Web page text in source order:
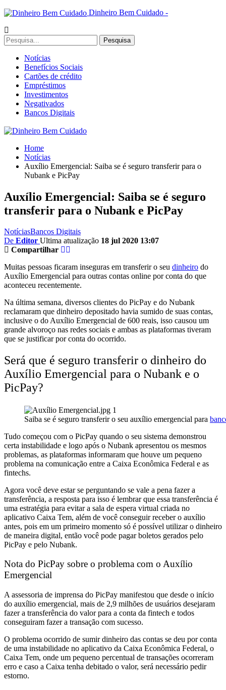
Dinheiro Bem Cuidado -
Notícias
Benefícios Sociais
Cartões de crédito
Empréstimos
Investimentos
Negativados
Bancos Digitais
Home
Notícias
Auxílio Emergencial: Saiba se é seguro transferir para o
Nubank e PicPay
Auxílio Emergencial: Saiba se é seguro
transferir para o Nubank e PicPay
NotíciasBancos Digitais
De Editor Ultima atualização 18 jul 2020 13:07
Compartilhar
Muitas pessoas ficaram inseguras em transferir o seu dinheiro do
Auxílio Emergencial para outras contas online por conta do que
aconteceu recentemente.
Na última semana, diversos clientes do PicPay e do Nubank
reclamaram que dinheiro depositado havia sumido de suas contas,
inclusive o do Auxílio Emergencial de 600 reais, isso causou um
grande alvoroço nas redes sociais e ambas as plataformas tiveram
que se justificar por conta do ocorrido.
Será que é seguro transferir o dinheiro do
Auxílio Emergencial para o Nubank e o
PicPay?
Saiba se é seguro transferir o seu auxílio emergencial para
Tudo começou com o PicPay quando o seu sistema demonstrou
certa instabilidade e logo após o Nubank apresentou os mesmos
problemas, as plataformas informaram que houve um pequeno
problema na comunicação entre a Caixa Econômica Federal e as
fintechs.
Agora você deve estar se perguntando se vale a pena fazer a
transferência, a resposta para isso é lembrar que essa transferência é
uma estratégia para evitar a sala de espera virtual criada no
aplicativo Caixa Tem, além de você conseguir receber o auxílio
antes, pois em um primeiro momento só é possível utilizar o dinheiro
de maneira digital, então você pode pagar boletos gerados pelo
PicPay e pelo Nubank.
Nota do PicPay sobre o problema com o Auxílio
Emergencial
A assessoria de imprensa do PicPay manifestou que desde o início
do auxílio emergencial, mais de 2,9 milhões de usuários desejaram
fazer a transferência do valor para a conta da fintech e todos
conseguiram fazer a transação com sucesso.
O problema ocorrido de sumir dinheiro das contas se deu por conta
de uma instabilidade no aplicativo da Caixa Econômica Federal, o
Caixa Tem, onde um pequeno percentual de transações ocorreram
erro e caso a Caixa tenha debitado o valor, será necessário pedir
estorno.